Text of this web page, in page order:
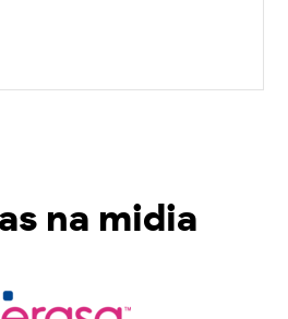
na midia